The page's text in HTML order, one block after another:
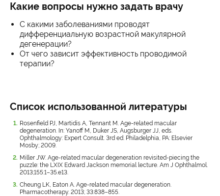
Какие вопросы нужно задать врачу
С какими заболеваниями проводят
дифференциальную возрастной макулярной
дегенерации?
От чего зависит эффективность проводимой
терапии?
Список использованной литературы
Rosenfield PJ, Martidis A, Tennant M. Age-related macular
degeneration. In: Yanoff M, Duker JS, Augsburger JJ, eds.
Ophthalmology: Expert Consult. 3rd ed. Philadelphia, PA: Elsevier
Mosby; 2009.
Miller JW. Age-related macular degeneration revisited-piecing the
puzzle: the LXIX Edward Jackson memorial lecture. Am J Ophthalmol.
2013;155:1–35.e13.
Cheung LK, Eaton A. Age-related macular degeneration.
Pharmacotherapy. 2013; 33:838–855.